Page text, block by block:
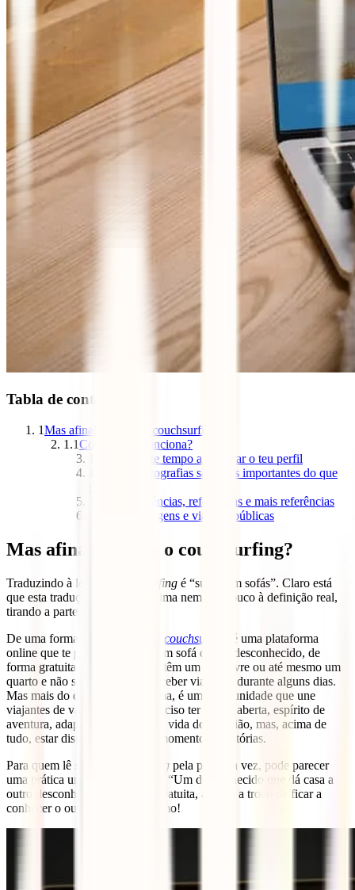
Tabla de contenidos
1Mas afinal, o que é o couchsurfing?
1.1Como é que funciona?
– Investe tempo a elaborar o teu perfil
– As fotografias são mais importantes do que
– Referências, referências e mais referências
– Mensagens e viagens públicas
Mas afinal, o que é o couchsurfing?
Traduzindo à letra, o couchsurfing é “surfar em sofás”. Claro está
que esta tradução não se aproxima nem um pouco à definição real,
tirando a parte do sofá.
De uma forma muito sucinta, o couchsurfing
é uma plataforma
online que te permite dormir num sofá de um desconhecido, de
forma gratuita. Há pessoas que têm um sofá livre ou até mesmo um
quarto e não se importam de receber viajantes durante alguns dias.
Mas mais do que uma plataforma, é uma comunidade que une
viajantes de vários países. É preciso ter mente aberta, espírito de
aventura, adaptação ao estilo de vida do anfitrião, mas, acima de
tudo, estar disposto a partilhar momentos e histórias.
Para quem lê sobre
couchsurfing pela primeira vez, pode parecer
uma prática um pouco estranha. “Um desconhecido que dá casa a
outro desconhecido, de forma gratuita, apenas a troco de ficar a
conhecer o outro?”. É isso mesmo!